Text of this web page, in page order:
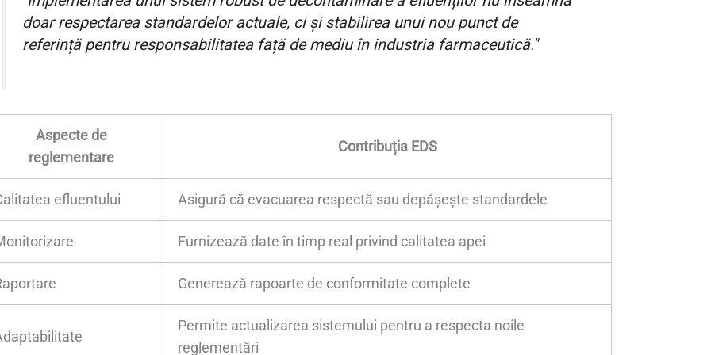
doar respectarea standardelor actuale, ci și stabilirea unui nou punct de
referință pentru responsabilitatea față de mediu în industria farmaceutică."
Aspecte de
reglementare
Contribuția EDS
efluentului Asigură că evacuarea respectă sau depășește standardele
Furnizează date în timp real privind calitatea apei
Generează rapoarte de conformitate complete
Permite actualizarea sistemului pentru a respecta noile
reglementări